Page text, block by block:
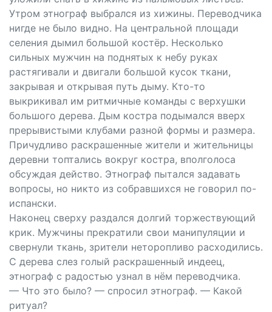
Утром этнограф выбрался из хижины. Переводчика
нигде не было видно. На центральной площади
селения дымил большой костёр. Несколько
сильных мужчин на поднятых к небу руках
растягивали и двигали большой кусок ткани,
закрывая и открывая путь дыму. Кто-то
выкрикивал им ритмичные команды с верхушки
большого дерева. Дым костра подымался вверх
прерывистыми клубами разной формы и размера.
Причудливо раскрашенные жители и жительницы
деревни топтались вокруг костра, вполголоса
обсуждая действо. Этнограф пытался задавать
вопросы, но никто из собравшихся не говорил по-
испански.
Наконец сверху раздался долгий торжествующий
крик. Мужчины прекратили свои манипуляции и
свернули ткань, зрители неторопливо расходились.
С дерева слез голый раскрашенный индеец,
этнограф с радостью узнал в нём переводчика.
— Что это было? — спросил этнограф. — Какой
ритуал?